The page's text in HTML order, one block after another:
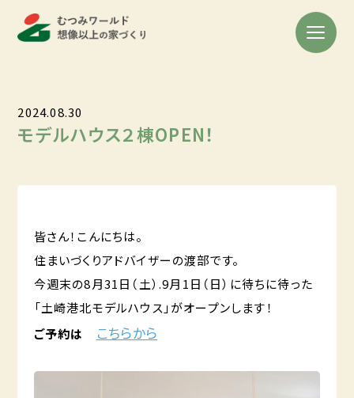
2024.08.30
モデルハウス２棟OPEN！
皆さん！こんにちは。
住まいづくりアドバイザーの渡部です。
今週末の8月31日（土）.9月1日（日）に待ちに待った
「土崎港北モデルハウス」がオープンします！
ご予約は
こちらから